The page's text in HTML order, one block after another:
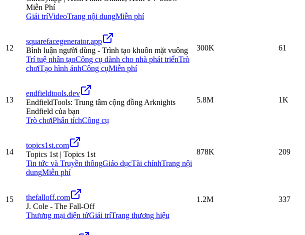
Miễn Phí
Giải tríVideoTrang nội dungMiễn phí
12
squarefacegenerator.app
Bình luận người dùng - Trình tạo khuôn mặt vuông
Trí tuệ nhân tạoCông cụ dành cho nhà phát triểnTrò
chơiTạo hình ảnhCông cụMiễn phí
300K 61
13
endfieldtools.dev
EndfieldTools: Trung tâm cộng đồng Arknights
Endfield của bạn
Trò chơiPhân tíchCông cụ
5.8M 1K
14
topics1st.com
Topics 1st | Topics 1st
Tin tức và Truyền thôngGiáo dụcTài chínhTrang nội
dungMiễn phí
878K 209
15
thefalloff.com
J. Cole - The Fall-Off
Thương mại điện tửGiải tríTrang thương hiệu
1.2M 337